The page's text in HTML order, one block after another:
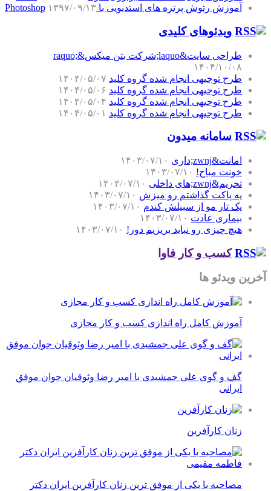
آموزش رتوش پرتره های استدیویی با Photoshop ۱۳۹۷/۰۹/۱۳
ویدئوهای کلیدی
طراحی سایت&laquo;شرکت بتن میکس&raquo;
۱۴۰۴/۱۰/۰۸
طرح توجیهی انجام شده گروه کلید ۱۴۰۴/۰۵/۰۷
طرح توجیهی انجام شده گروه کلید ۱۴۰۴/۰۵/۰۶
طرح توجیهی انجام شده گروه کلید ۱۴۰۴/۰۵/۰۴
طرح توجیهی انجام شده گروه کلید ۱۴۰۴/۰۵/۰۱
سامانه میدون
امانت&zwnj;داری
۱۴۰۳/۰۷/۱۰
خونت مباح! ۱۴۰۳/۰۷/۱۰
تحریم&zwnj;های داخلی
۱۴۰۳/۰۷/۱۰
یه پاکت گذاشتم رو میزش ۱۴۰۳/۰۷/۱۰
یک تار مو از سبیلش کندم ۱۴۰۳/۰۷/۱۰
بیماری عادت ۱۴۰۳/۰۷/۱۰
هیچ چیزی رو نباید بریزیم دور! ۱۴۰۳/۰۷/۱۰
کسب و کار فاوا
آخرین ویدئو ها
آموزش کامل راه اندازی کسب و کار مجازی
گف و گوی علی جمشیدی با امیر رضا وثوقیان جوان موفق
ایرانی
زنان کارآفرین
مصاحبه با یکی از موفق ترین زنان کارآفرین ایران دکتر